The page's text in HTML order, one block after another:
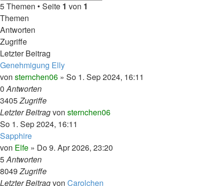
5 Themen • Seite 1 von 1
Themen
Antworten
Zugriffe
Letzter Beitrag
Genehmigung Elly
von sternchen06 » So 1. Sep 2024, 16:11
0Antworten
3405Zugriffe
Letzter Beitragvon sternchen06
So 1. Sep 2024, 16:11
Sapphire
von Elfe » Do 9. Apr 2026, 23:20
5Antworten
8049Zugriffe
Letzter Beitragvon Carolchen